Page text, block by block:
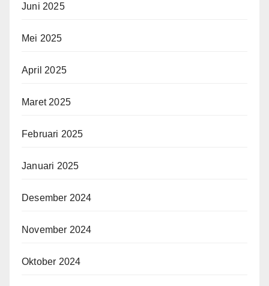
Juni 2025
Mei 2025
April 2025
Maret 2025
Februari 2025
Januari 2025
Desember 2024
November 2024
Oktober 2024